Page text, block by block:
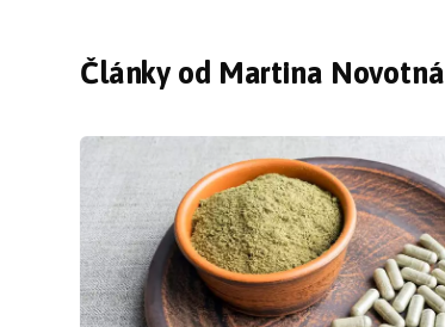
Články od Martina Novotná